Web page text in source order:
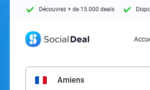
Découvrez + de 15.000 deals
Amiens